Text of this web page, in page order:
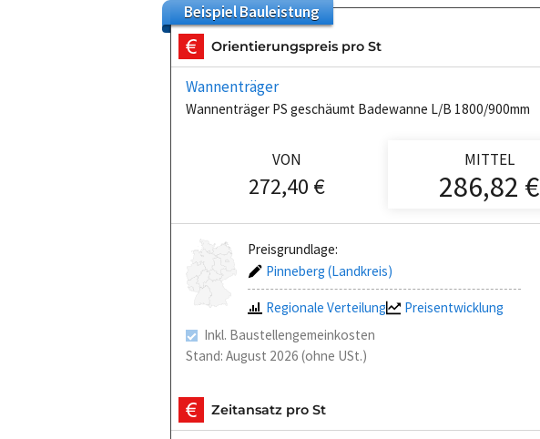
BeispielBauleistung
Orientierungspreis pro St
Wannenträger
Wannenträger PS geschäumt Badewanne L/B 1800/900mm
VON
272,40 €
MITTEL
286,82 €
Preisgrundlage:
Pinneberg (Landkreis)
Regionale Verteilung
Preisentwicklung
Inkl. Baustellengemeinkosten
Stand: August 2026 (ohne USt.)
Zeitansatz pro St